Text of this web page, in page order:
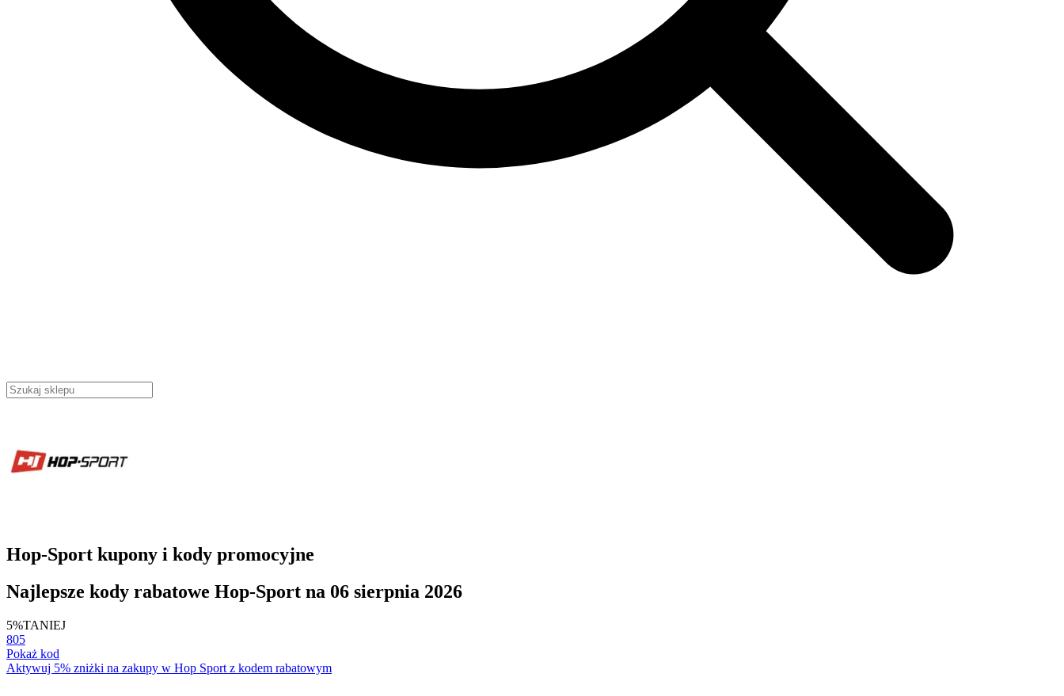
Hop-Sport kupony i kody promocyjne
Najlepsze kody rabatowe Hop-Sport na 06 sierpnia 2026
5%TANIEJ
805
Pokaż kod
Aktywuj 5% zniżki na zakupy w Hop Sport z kodem rabatowym